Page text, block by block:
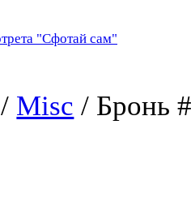
/ Misc / Бронь